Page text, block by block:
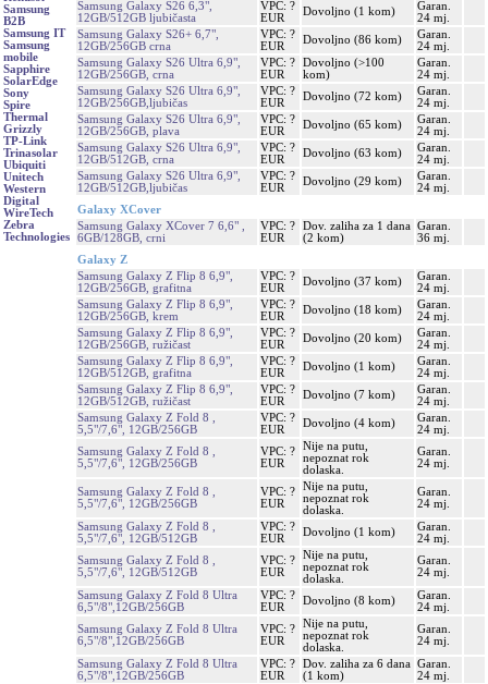
Samsung
B2B
Samsung IT
Samsung
mobile
Sapphire
SolarEdge
Sony
Spire
Thermal
Grizzly
TP-Link
Trinasolar
Ubiquiti
Unitech
Western
Digital
WireTech
Zebra
Technologies
Samsung Galaxy S26 6,3",
12GB/512GB ljubičasta
VPC: ?
EUR
Dovoljno (1 kom)
Garan.
24 mj.
Samsung Galaxy S26+ 6,7",
12GB/256GB crna
VPC: ?
EUR
Dovoljno (86 kom)
Garan.
24 mj.
Samsung Galaxy S26 Ultra 6,9",
12GB/256GB, crna
VPC: ?
EUR
Dovoljno (>100
kom)
Garan.
24 mj.
Samsung Galaxy S26 Ultra 6,9",
12GB/256GB,ljubičas
VPC: ?
EUR
Dovoljno (72 kom)
Garan.
24 mj.
Samsung Galaxy S26 Ultra 6,9",
12GB/256GB, plava
VPC: ?
EUR
Dovoljno (65 kom)
Garan.
24 mj.
Samsung Galaxy S26 Ultra 6,9",
12GB/512GB, crna
VPC: ?
EUR
Dovoljno (63 kom)
Garan.
24 mj.
Samsung Galaxy S26 Ultra 6,9",
12GB/512GB,ljubičas
VPC: ?
EUR
Dovoljno (29 kom)
Garan.
24 mj.
Galaxy XCover
Samsung Galaxy XCover 7 6,6" ,
6GB/128GB, crni
VPC: ?
EUR
Dov. zaliha za 1 dana
(2 kom)
Garan.
36 mj.
Galaxy Z
Samsung Galaxy Z Flip 8 6,9",
12GB/256GB, grafitna
VPC: ?
EUR
Dovoljno (37 kom)
Garan.
24 mj.
Samsung Galaxy Z Flip 8 6,9",
12GB/256GB, krem
VPC: ?
EUR
Dovoljno (18 kom)
Garan.
24 mj.
Samsung Galaxy Z Flip 8 6,9",
12GB/256GB, ružičast
VPC: ?
EUR
Dovoljno (20 kom)
Garan.
24 mj.
Samsung Galaxy Z Flip 8 6,9",
12GB/512GB, grafitna
VPC: ?
EUR
Dovoljno (1 kom)
Garan.
24 mj.
Samsung Galaxy Z Flip 8 6,9",
12GB/512GB, ružičast
VPC: ?
EUR
Dovoljno (7 kom)
Garan.
24 mj.
Samsung Galaxy Z Fold 8 ,
5,5"/7,6", 12GB/256GB
VPC: ?
EUR
Dovoljno (4 kom)
Garan.
24 mj.
Samsung Galaxy Z Fold 8 ,
5,5"/7,6", 12GB/256GB
VPC: ?
EUR
Nije na putu,
nepoznat rok
dolaska.
Garan.
24 mj.
Samsung Galaxy Z Fold 8 ,
5,5"/7,6", 12GB/256GB
VPC: ?
EUR
Nije na putu,
nepoznat rok
dolaska.
Garan.
24 mj.
Samsung Galaxy Z Fold 8 ,
5,5"/7,6", 12GB/512GB
VPC: ?
EUR
Dovoljno (1 kom)
Garan.
24 mj.
Samsung Galaxy Z Fold 8 ,
5,5"/7,6", 12GB/512GB
VPC: ?
EUR
Nije na putu,
nepoznat rok
dolaska.
Garan.
24 mj.
Samsung Galaxy Z Fold 8 Ultra
6,5"/8",12GB/256GB
VPC: ?
EUR
Dovoljno (8 kom)
Garan.
24 mj.
Samsung Galaxy Z Fold 8 Ultra
6,5"/8",12GB/256GB
VPC: ?
EUR
Nije na putu,
nepoznat rok
dolaska.
Garan.
24 mj.
Samsung Galaxy Z Fold 8 Ultra
6,5"/8",12GB/256GB
VPC: ?
EUR
Dov. zaliha za 6 dana
(1 kom)
Garan.
24 mj.